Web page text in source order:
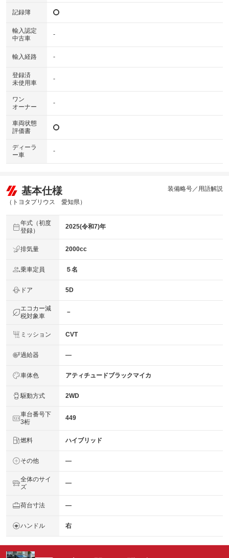
記録簿
輸入認定
中古車
-
輸入経路 -
登録済
未使用車
-
ワン
オーナー
-
車両状態
評価書
ディーラ
ー車
-
基本仕様
（トヨタプリウス 愛知県）
装備略号／用語解説
年式（初度
登録）
2025(令和7)年
排気量 2000cc
乗車定員 ５名
ドア 5D
エコカー減
税対象車
－
ミッション CVT
過給器 ―
車体色 アティチュードブラックマイカ
駆動方式 2WD
車台番号下
3桁
449
燃料 ハイブリッド
その他 ―
全体のサイ
ズ
―
荷台寸法 ―
ハンドル 右